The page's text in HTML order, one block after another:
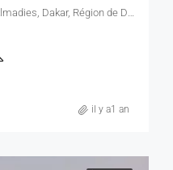
Mamelles, Arrondissement des Almadies, Dakar, Région de Dakar, 38110, Sénégal, Mamelles, Arrondissement des Almadies, Dakar, Région de Dakar, 38110, Sénégal
il y a1 an